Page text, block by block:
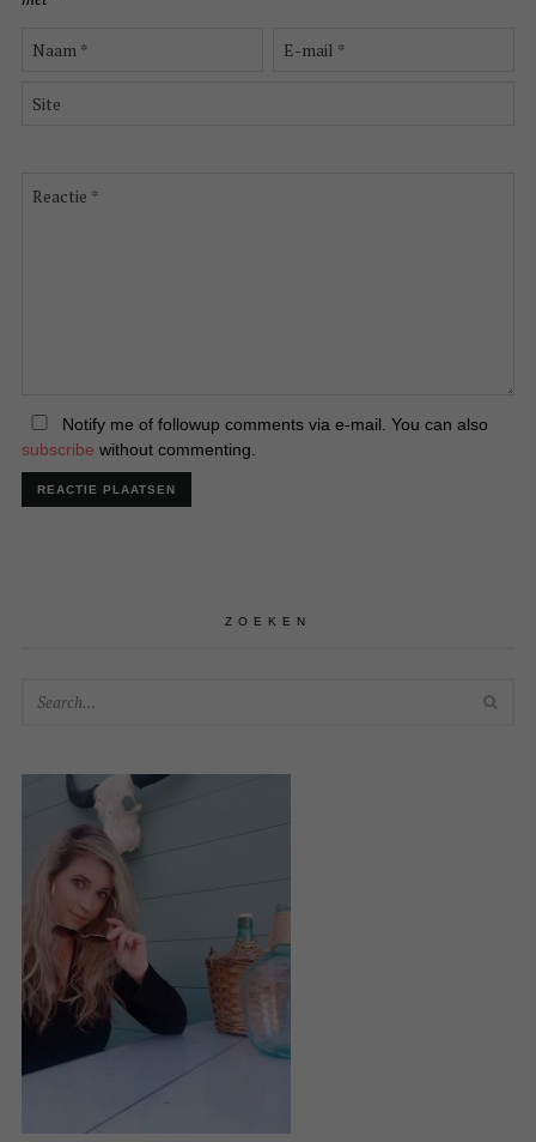
Notify me of followup comments via e-mail. You can also
subscribe without commenting.
ZOEKEN